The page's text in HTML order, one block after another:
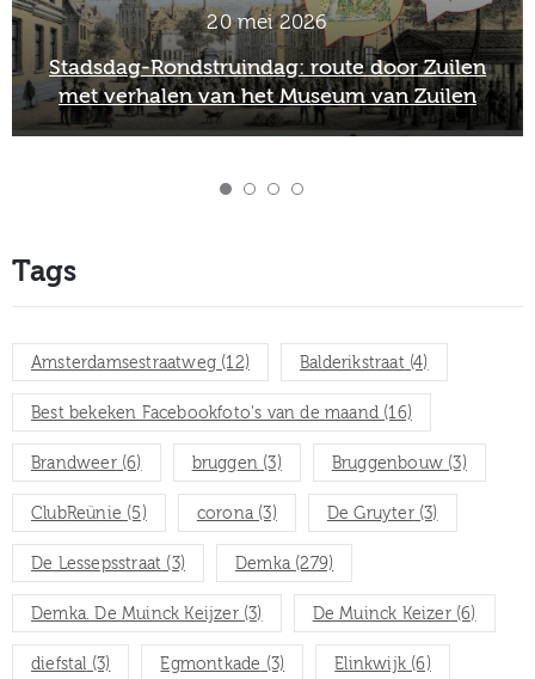
20 mei 2026
Stadsdag-Rondstruindag: route door Zuilen
met verhalen van het Museum van Zuilen
Tags
Amsterdamsestraatweg (12) Balderikstraat(4)
Best bekeken Facebookfoto's van de maand (16)
Brandweer(6) bruggen (3) Bruggenbouw (3)
ClubReünie (5) corona (3) De Gruyter(3)
De Lessepsstraat (3) Demka (279)
Demka. De Muinck Keijzer(3) De Muinck Keizer(6)
diefstal (3) Egmontkade (3) Elinkwijk (6)